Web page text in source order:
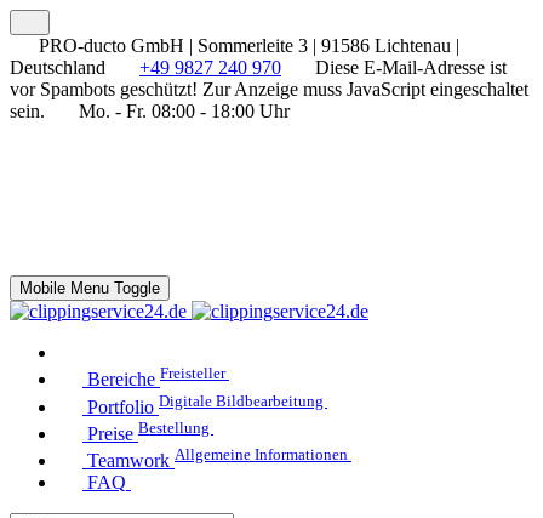
PRO-ducto GmbH | Sommerleite 3 | 91586 Lichtenau |
Deutschland
+49 9827 240 970
Diese E-Mail-Adresse ist
vor Spambots geschützt! Zur Anzeige muss JavaScript eingeschaltet
sein.
Mo. - Fr. 08:00 - 18:00 Uhr
Mobile Menu Toggle
Bereiche Freisteller
Portfolio Digitale Bildbearbeitung
Preise Bestellung
Teamwork Allgemeine Informationen
FAQ